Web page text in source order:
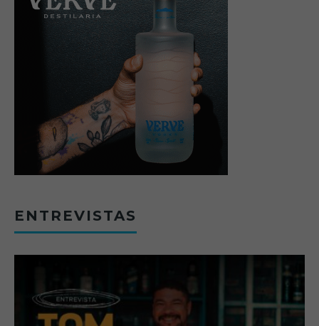
ENTREVISTAS